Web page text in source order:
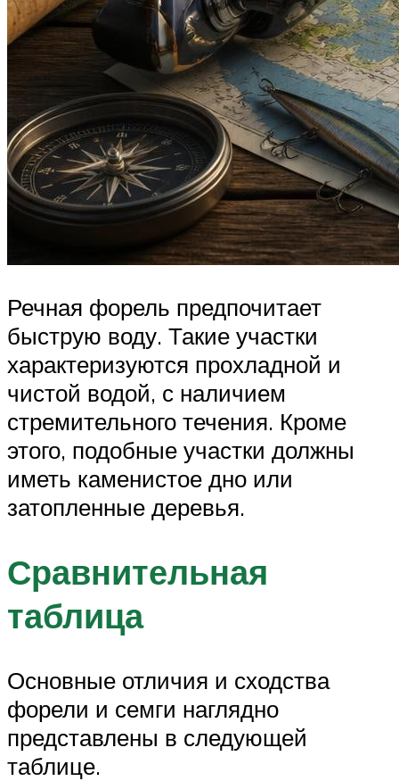
Речная форель предпочитает
быструю воду. Такие участки
характеризуются прохладной и
чистой водой, с наличием
стремительного течения. Кроме
этого, подобные участки должны
иметь каменистое дно или
затопленные деревья.
Сравнительная
таблица
Основные отличия и сходства
форели и семги наглядно
представлены в следующей
таблице.